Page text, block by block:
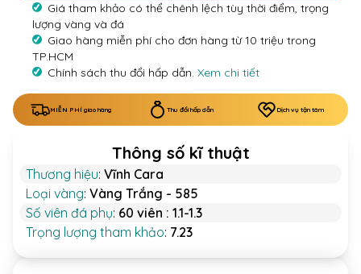
Giá tham khảo có thể chênh lệch tùy thời điểm, trọng
lượng vàng và đá
Giao hàng miễn phí cho đơn hàng từ 10 triệu trong
TP.HCM
Chính sách thu đổi hấp dẫn. Xem chi tiết
MIỄN PHÍ giao hàng Thu đổi hấp dẫn Dịch vụ tận tâm
Thông số kĩ thuật
Thương hiệu: Vĩnh Cara
Loại vàng: Vàng Trắng - 585
Số viên đá phụ: 60 viên : 1.1-1.3
Trọng lượng tham khảo: 7.23